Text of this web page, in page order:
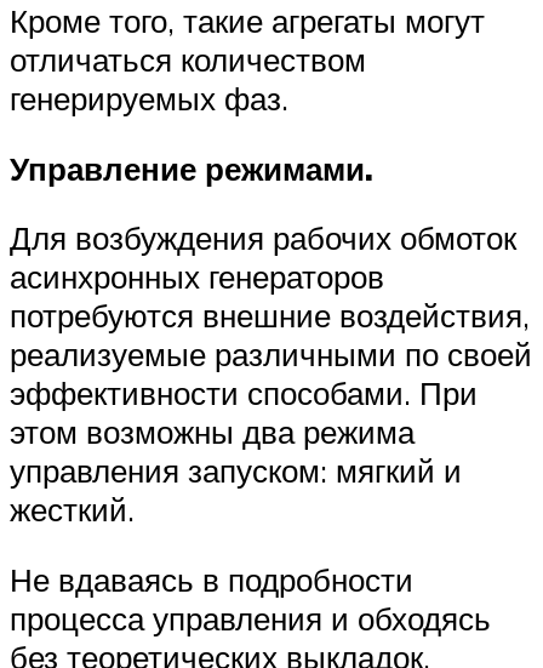
Кроме того, такие агрегаты могут
отличаться количеством
генерируемых фаз.
Управление режимами.
Для возбуждения рабочих обмоток
асинхронных генераторов
потребуются внешние воздействия,
реализуемые различными по своей
эффективности способами. При
этом возможны два режима
управления запуском: мягкий и
жесткий.
Не вдаваясь в подробности
процесса управления и обходясь
без теоретических выкладок,